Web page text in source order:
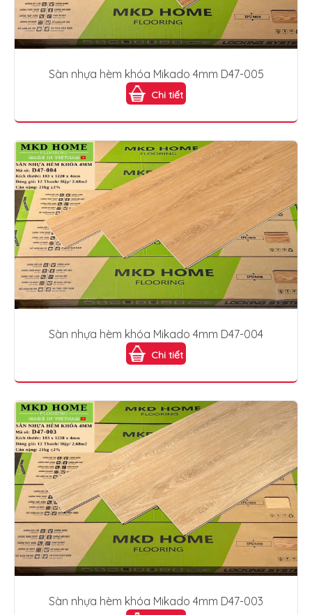
Sàn nhựa hèm khóa Mikado 4mm D47-005
Chi tiết
Sàn nhựa hèm khóa Mikado 4mm D47-004
Chi tiết
Sàn nhựa hèm khóa Mikado 4mm D47-003